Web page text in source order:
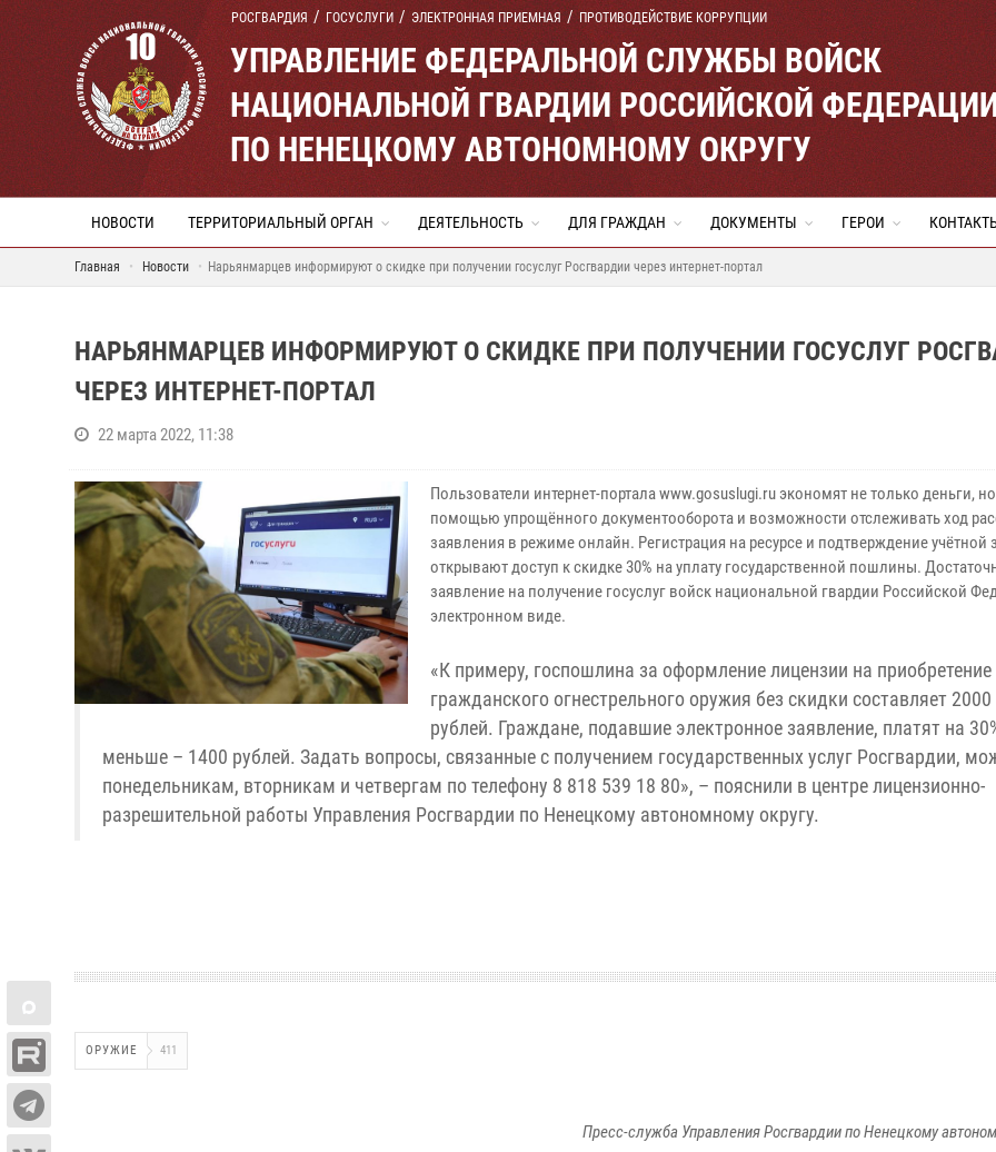
РОСГВАРДИЯ ГОСУСЛУГИ ЭЛЕКТРОННАЯ ПРИЕМНАЯ ПРОТИВОДЕЙСТВИЕ КОРРУПЦИИ
УПРАВЛЕНИЕ ФЕДЕРАЛЬНОЙ СЛУЖБЫ ВОЙСК
НАЦИОНАЛЬНОЙ ГВАРДИИ РОССИЙСКОЙ
ПО НЕНЕЦКОМУ АВТОНОМНОМУ ОКРУГУ
НОВОСТИ ТЕРРИТОРИАЛЬНЫЙ ОРГАН ДЕЯТЕЛЬНОСТЬ ДЛЯ ГРАЖДАН ДОКУМЕНТЫ ГЕРОИ
Главная Новости Нарьянмарцев информируют о скидке при получении госуслуг Росгвардии через интернет-портал
НАРЬЯНМАРЦЕВ ИНФОРМИРУЮТ О СКИДКЕ ПРИ ПОЛУЧЕНИИ ГОСУСЛУГ
ЧЕРЕЗ ИНТЕРНЕТ-ПОРТАЛ
22 марта 2022, 11:38
Пользователи интернет-портала www.gosuslugi.ru экономят не только деньги,
помощью упрощённого документооборота и возможности отслеживать ход
заявления в режиме онлайн. Регистрация на ресурсе и подтверждение учётной
открывают доступ к скидке 30% на уплату государственной пошлины.
заявление на получение госуслуг войск национальной гвардии Российской
электронном виде.
«К примеру, госпошлина за оформление лицензии на приобретение
гражданского огнестрельного оружия без скидки составляет 2000
рублей. Граждане, подавшие электронное заявление, платят на
меньше – 1400 рублей. Задать вопросы, связанные с получением государственных услуг Росгвардии,
понедельникам, вторникам и четвергам по телефону 8 818 539 18 80», – пояснили в центре лицензионно-
разрешительной работы Управления Росгвардии по Ненецкому автономному округу.
ОРУЖИЕ 411
Пресс-служба Управления Росгвардии по Ненецкому